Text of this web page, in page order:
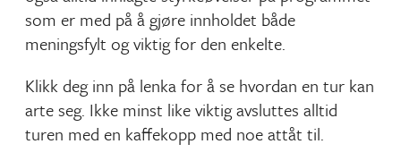
som er med på å gjøre innholdet både
meningsfylt og viktig for den enkelte.
Klikk deg inn på lenka for å se hvordan en tur kan
arte seg. Ikke minst like viktig avsluttes alltid
turen med en kaffekopp med noe attåt til.